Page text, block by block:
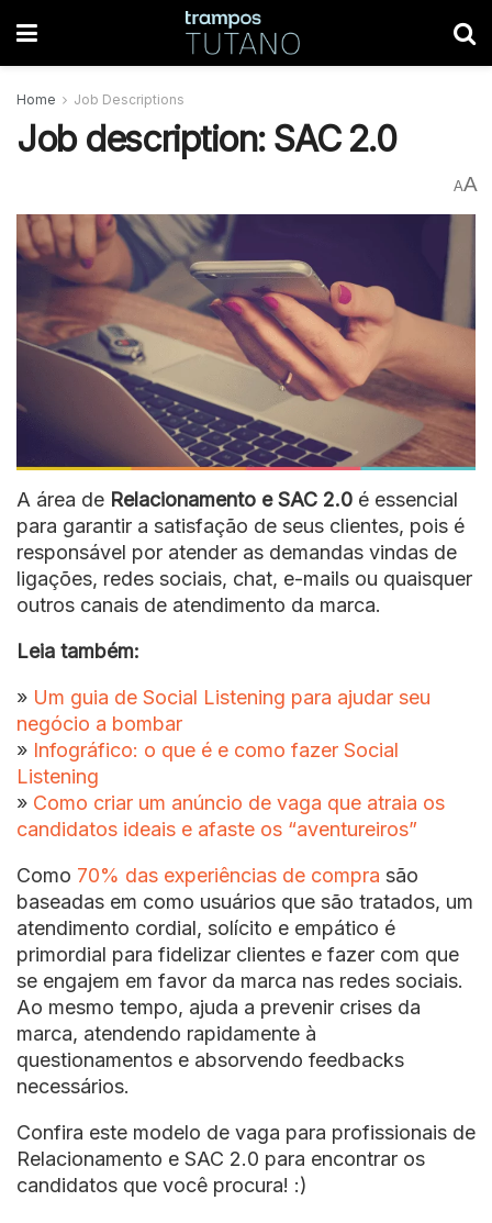
Home Job Descriptions
Job description: SAC 2.0
AA
A área de Relacionamento e SAC 2.0 é essencial
para garantir a satisfação de seus clientes, pois é
responsável por atender as demandas vindas de
ligações, redes sociais, chat, e-mails ou quaisquer
outros canais de atendimento da marca.
Leia também:
» Um guia de Social Listening para ajudar seu
negócio a bombar
» Infográfico: o que é e como fazer Social
Listening
» Como criar um anúncio de vaga que atraia os
candidatos ideais e afaste os “aventureiros”
Como 70% das experiências de compra são
baseadas em como usuários que são tratados, um
atendimento cordial, solícito e empático é
primordial para fidelizar clientes e fazer com que
se engajem em favor da marca nas redes sociais.
Ao mesmo tempo, ajuda a prevenir crises da
marca, atendendo rapidamente à
questionamentos e absorvendo feedbacks
necessários.
Confira este modelo de vaga para profissionais de
Relacionamento e SAC 2.0 para encontrar os
candidatos que você procura! :)